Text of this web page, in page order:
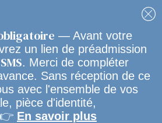
— Avant votre
un lien de préadmission
. Merci de compléter
Sans réception de ce
avec l'ensemble de vos
pièce d'identité,
En savoir plus